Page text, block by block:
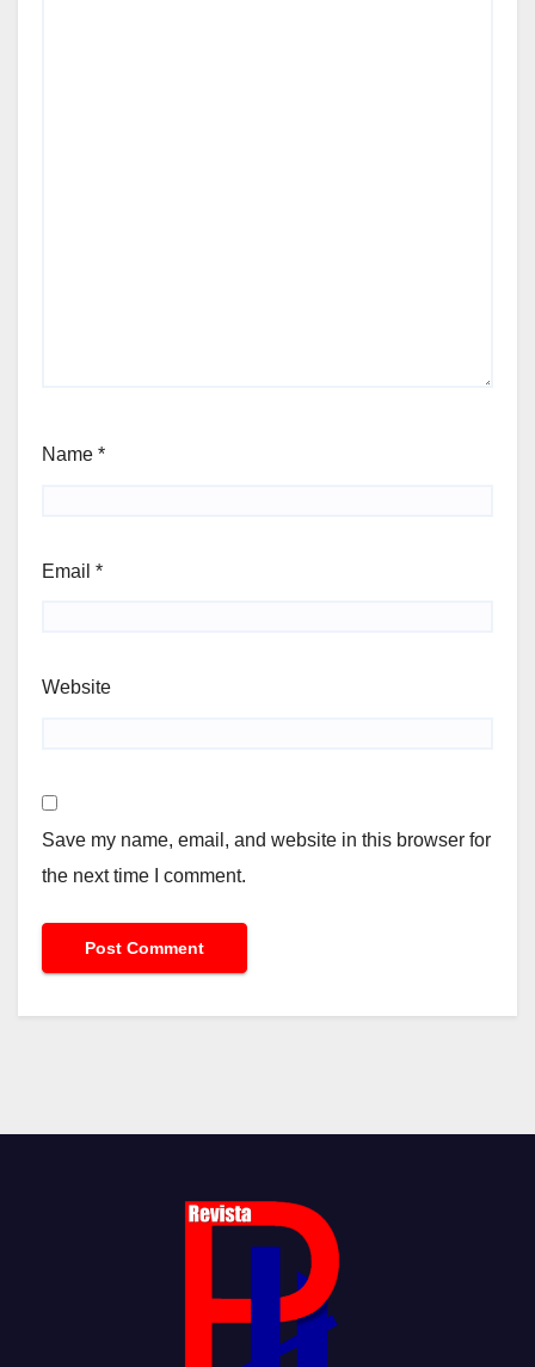
Name *
Email *
Website
Save my name, email, and website in this browser for
the next time I comment.